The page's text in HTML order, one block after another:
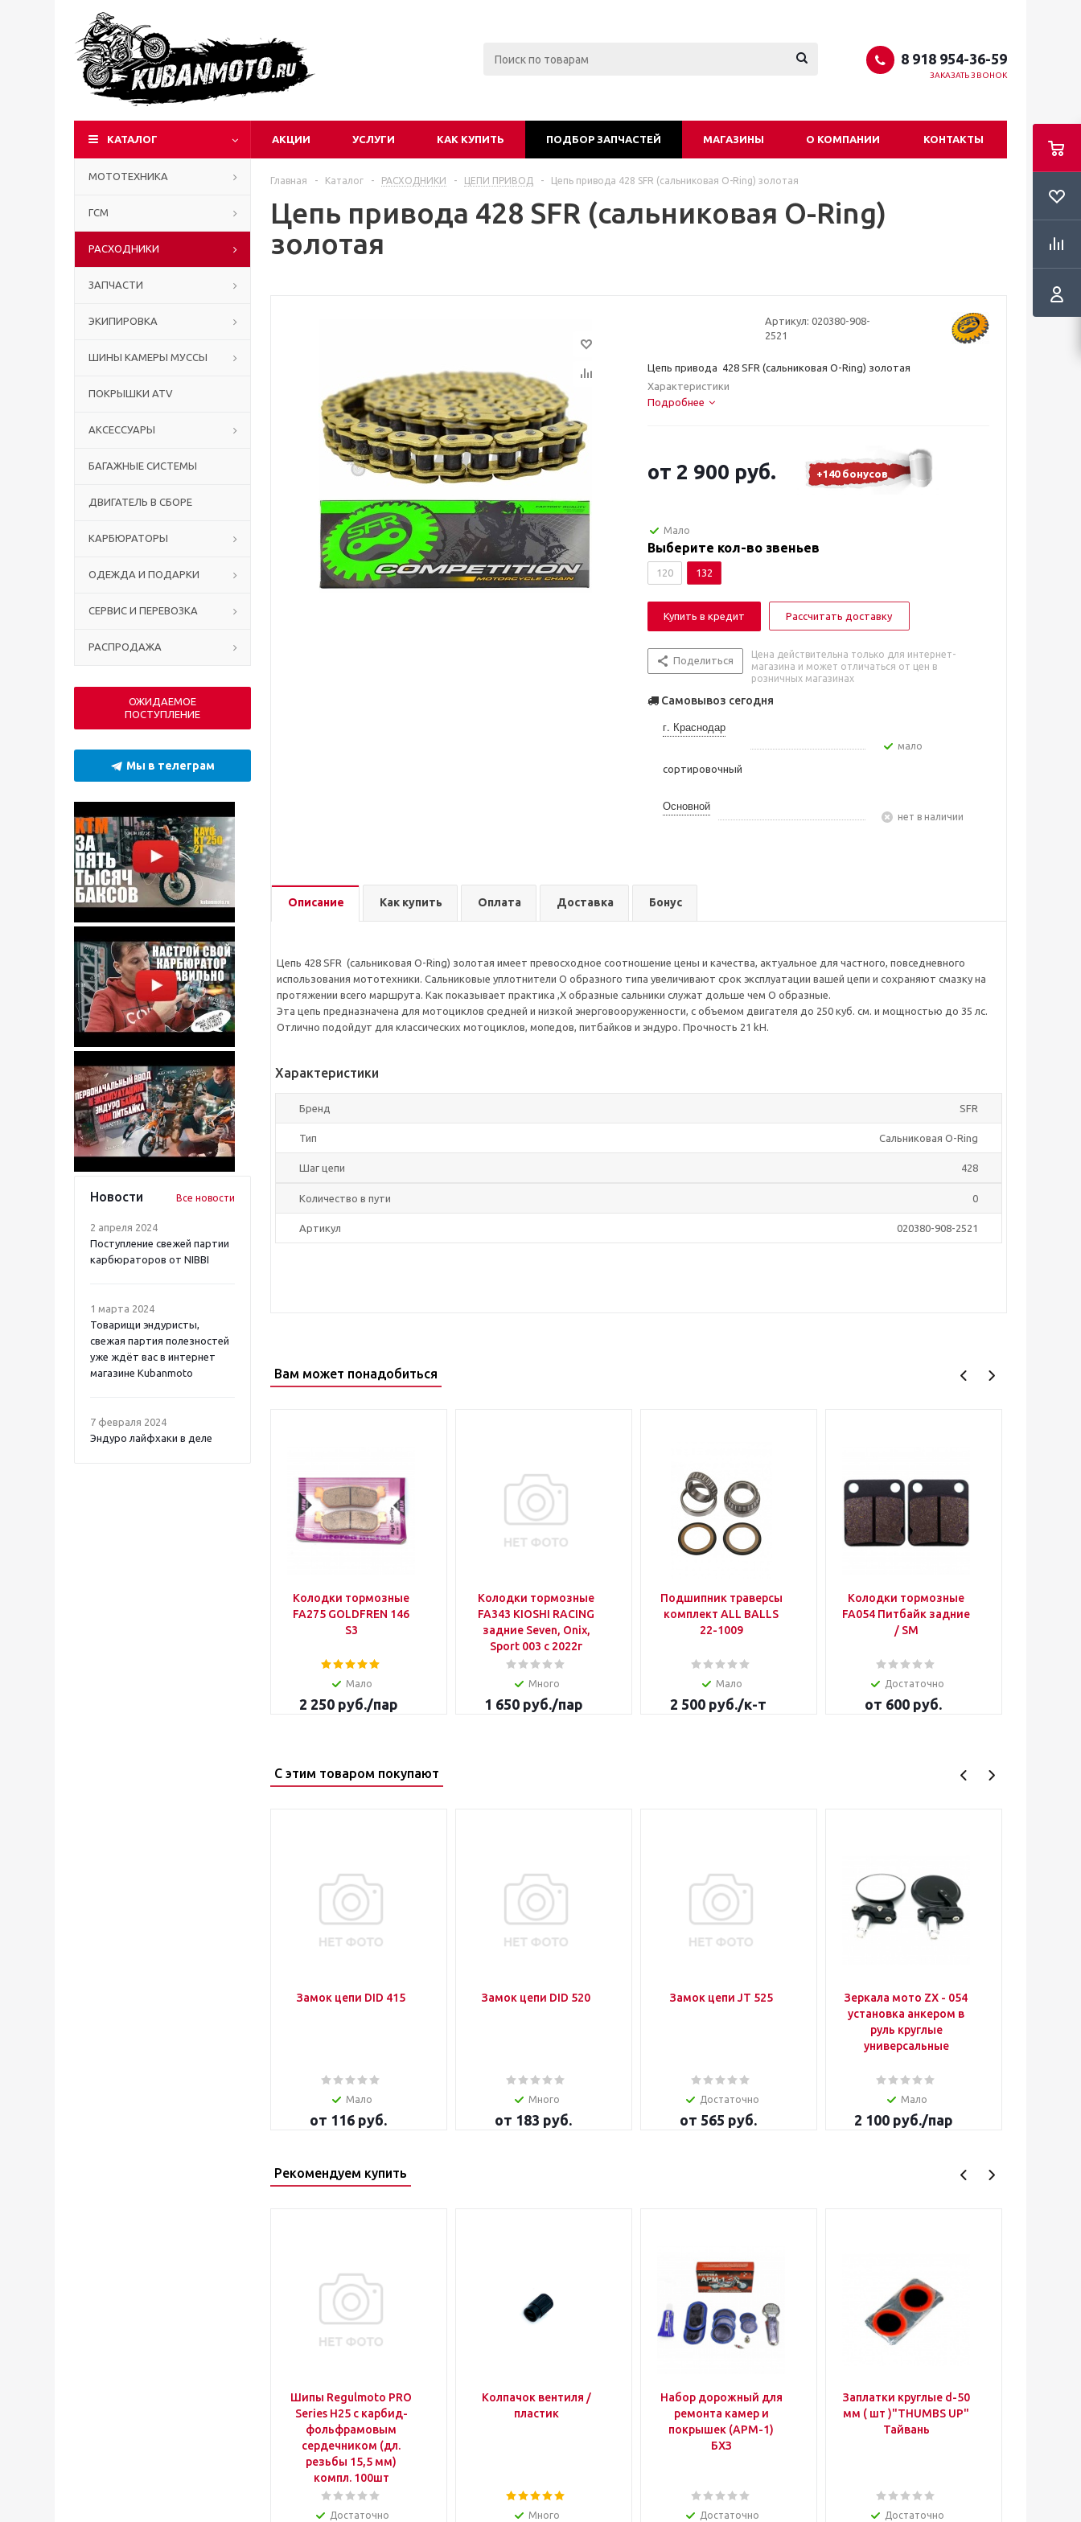
8 918 954-36-59
ЗАКАЗАТЬ ЗВОНОК
КАТАЛОГ АКЦИИ УСЛУГИ КАК КУПИТЬ ПОДБОР ЗАПЧАСТЕЙ МАГАЗИНЫ О КОМПАНИИ КОНТАКТЫ
МОТОТЕХНИКА
ГСМ
РАСХОДНИКИ
ЗАПЧАСТИ
ЭКИПИРОВКА
ШИНЫ КАМЕРЫ МУССЫ
ПОКРЫШКИ ATV
АКСЕССУАРЫ
БАГАЖНЫЕ СИСТЕМЫ
ДВИГАТЕЛЬ В СБОРЕ
КАРБЮРАТОРЫ
ОДЕЖДА И ПОДАРКИ
СЕРВИС И ПЕРЕВОЗКА
РАСПРОДАЖА
ОЖИДАЕМОЕ
ПОСТУПЛЕНИЕ
Мы в телеграм
Новости Все новости
2 апреля 2024
Поступление свежей партии
карбюраторов от NIBBI
1 марта 2024
Товарищи эндуристы,
свежая партия полезностей
уже ждёт вас в интернет
магазине Kubanmoto
7 февраля 2024
Эндуро лайфхаки в деле
Главная - Каталог - РАСХОДНИКИ - ЦЕПИ ПРИВОД - Цепь привода 428 SFR (сальниковая O-Ring) золотая
Цепь привода 428 SFR (сальниковая O-Ring)
золотая
Артикул: 020380-908-
2521
Цепь привода 428 SFR (сальниковая O-Ring) золотая
Характеристики
Подробнее
от 2 900 руб. +140 бонусов
Мало
Выберите кол-во звеньев
120 132
Купить в кредит Рассчитать доставку
Поделиться
Цена действительна только для интернет-
магазина и может отличаться от цен в
розничных магазинах
Самовывоз сегодня
г. Краснодар
сортировочный
Мало
Основной
Нет в наличии
Описание Как купить Оплата Доставка Бонус
Цепь 428 SFR (сальниковая O-Ring) золотая имеет превосходное соотношение цены и качества, актуальное для частного, повседневного
использования мототехники. Сальниковые уплотнители О образного типа увеличивают срок эксплуатации вашей цепи и сохраняют смазку на
протяжении всего маршрута. Как показывает практика ,Х образные сальники служат дольше чем О образные.
Эта цепь предназначена для мотоциклов средней и низкой энерговооруженности, с объемом двигателя до 250 куб. см. и мощностью до 35 лс.
Отлично подойдут для классических мотоциклов, мопедов, питбайков и эндуро. Прочность 21 kH.
Характеристики
Бренд SFR
Тип Сальниковая O-Ring
Шаг цепи 428
Количество в пути 0
Артикул 020380-908-2521
Вам может понадобиться
Колодки тормозные
FA275 GOLDFREN 146
S3
Мало
2 250руб./пар
Колодки тормозные
FA343 KIOSHI RACING
задние Seven, Onix,
Sport 003 с 2022г
Много
1 650руб./пар
Подшипник траверсы
комплект ALL BALLS
22-1009
Мало
2 500 руб./к-т
Колодки тормозные
FA054 Питбайк задние
/ SM
Достаточно
от 600 руб.
С этим товаром покупают
Замок цепи DID 415
Мало
от 116 руб.
Замок цепи DID 520
Много
от 183 руб.
Замок цепи JT 525
Достаточно
от 565 руб.
Зеркала мото ZX - 054
установка анкером в
руль круглые
универсальные
Мало
2 100руб./пар
Рекомендуем купить
Шипы Regulmoto PRO
Series Н25 c карбид-
фольфрамовым
сердечником (дл.
резьбы 15,5 мм)
компл. 100шт
Достаточно
Колпачок вентиля /
пластик
Много
Набор дорожный для
ремонта камер и
покрышек (АРМ-1)
БХЗ
Достаточно
Заплатки круглые d-50
мм ( шт )"THUMBS UP"
Тайвань
Достаточно